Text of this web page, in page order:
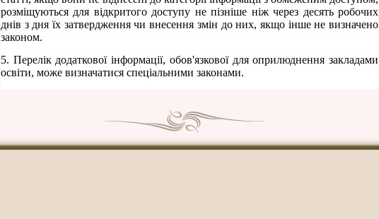
розміщуються для відкритого доступу не пізніше ніж через десять робочих
днів з дня їх затвердження чи внесення змін до них, якщо інше не визначено
законом.
5. Перелік додаткової інформації, обов'язкової для оприлюднення закладами
освіти, може визначатися спеціальними законами.